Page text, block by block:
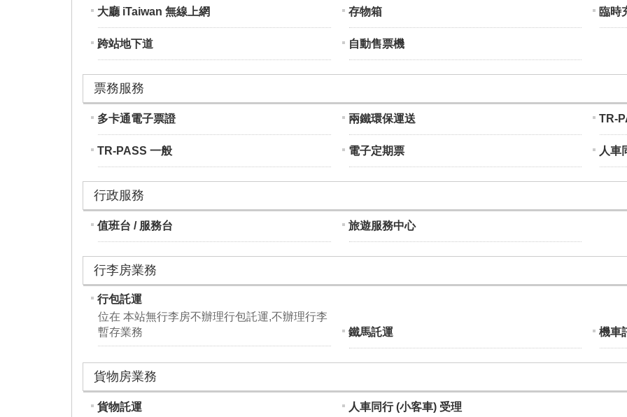
大廳 iTaiwan 無線上網 存物箱 臨時
跨站地下道 自動售票機
票務服務
多卡通電子票證 兩鐵環保運送 TR-
TR-PASS 一般 電子定期票 人車
行政服務
值班台 / 服務台 旅遊服務中心
行李房業務
行包託運
位在 本站無行李房不辦理行包託運,不辦理行李
暫存業務
鐵馬託運 機車
貨物房業務
貨物託運 人車同行 (小客車) 受理